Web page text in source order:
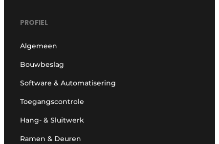
PROFIEL
Algemeen
Bouwbeslag
Software & Automatisering
Toegangscontrole
Hang- & Sluitwerk
Ramen & Deuren